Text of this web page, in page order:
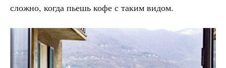
сложно, когда пьешь кофе с таким видом.